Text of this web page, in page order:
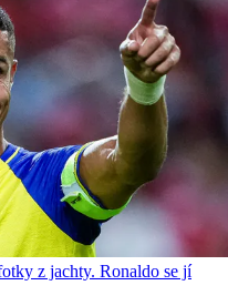
z jachty. Ronaldo se jí